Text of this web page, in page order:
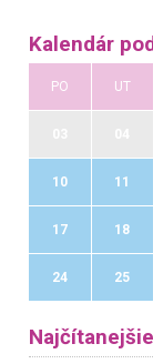
Kalendár
PO UT
10 11
17 18
24 25
Najčítanejšie